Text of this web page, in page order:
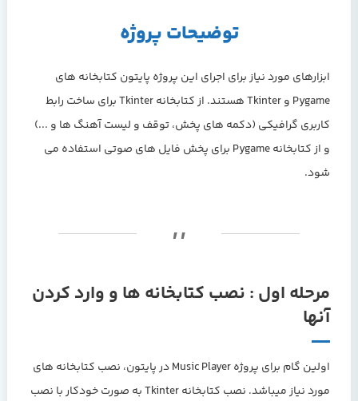
توضیحات پروژه
ابزارهای مورد نیاز برای اجرای این پروژه پایتون کتابخانه های
Pygame و Tkinter هستند. از کتابخانه Tkinter برای ساخت رابط
کاربری گرافیکی (دکمه های پخش، توقف و لیست آهنگ ها و ...)
و از کتابخانه Pygame برای پخش فایل های صوتی استفاده می
شود.
مرحله اول : نصب کتابخانه ها و وارد کردن
آنها
اولین گام برای پروژه Music Player در پایتون، نصب کتابخانه های
مورد نیاز میباشد. نصب کتابخانه Tkinter به صورت خودکار با نصب